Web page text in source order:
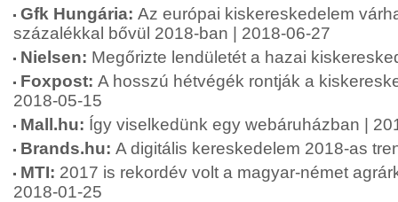
Gfk Hungária: Az európai kiskereskedelem
százalékkal bővül 2018-ban | 2018-06-27
Nielsen: Megőrizte lendületét a hazai
Foxpost: A hosszú hétvégék rontják a
2018-05-15
Mall.hu: Így viselkedünk egy webáruházban |
Brands.hu: A digitális kereskedelem 2018-as
MTI: 2017 is rekordév volt a magyar-német
2018-01-25